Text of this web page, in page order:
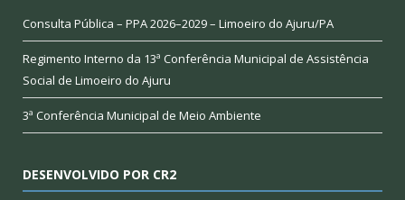
Consulta Pública – PPA 2026–2029 – Limoeiro do Ajuru/PA
Regimento Interno da 13ª Conferência Municipal de Assistência
Social de Limoeiro do Ajuru
3ª Conferência Municipal de Meio Ambiente
DESENVOLVIDO POR CR2